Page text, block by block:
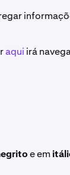
aqui irá
e em